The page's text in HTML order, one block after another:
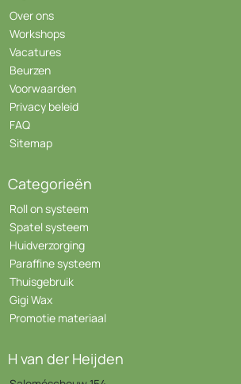
Over ons
Workshops
Vacatures
Beurzen
Voorwaarden
Privacy beleid
FAQ
Sitemap
Categorieën
Roll on systeem
Spatel systeem
Huidverzorging
Paraffine systeem
Thuisgebruik
Gigi Wax
Promotie materiaal
H van der Heijden